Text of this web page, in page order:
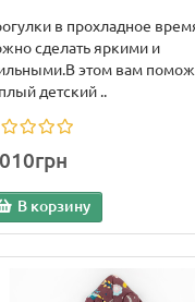
в прохладное
сделать яркими и
этом вам
детский ..
В корзину